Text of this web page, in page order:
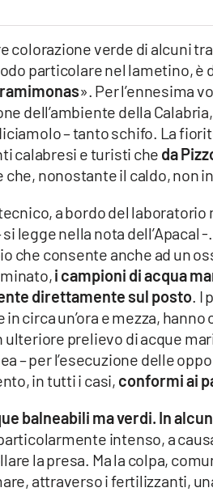
colorazione verde di alcuni
particolare nel lametino, è
». Per l’ennesima
dell’ambiente della
– tanto schifo. La
calabresi e turisti che da
nonostante il caldo, non
a bordo del
legge nella nota
che consente anche ad un
i campioni di acqua
direttamente sul posto. I
circa un’ora e mezza,
ulteriore prelievo di acque
– per l’esecuzione delle
in tutti i casi, conformi ai
balneabili ma verdi. In
intenso, a
la presa. Ma la colpa,
attraverso i fertilizzanti,